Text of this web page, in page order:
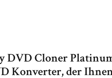
DVD Cloner
Konverter, der